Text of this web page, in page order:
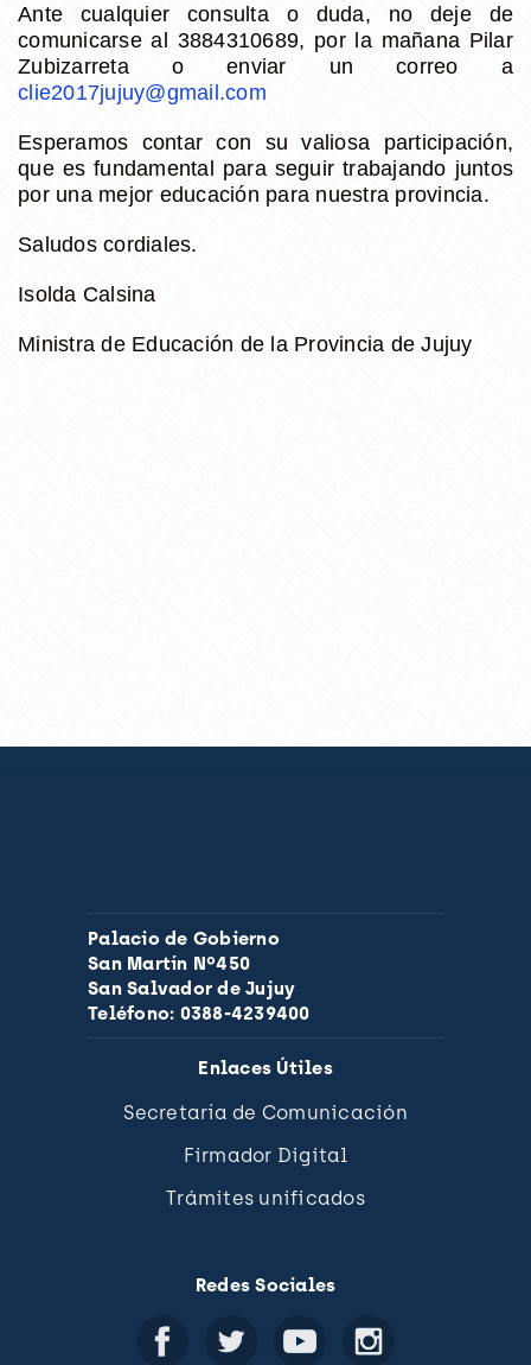
Ante cualquier consulta o duda, no deje de
comunicarse al 3884310689, por la mañana Pilar
Zubizarreta o enviar un correo a
clie2017jujuy@gmail.com
Esperamos contar con su valiosa participación,
que es fundamental para seguir trabajando juntos
por una mejor educación para nuestra provincia.
Saludos cordiales.
Isolda Calsina
Ministra de Educación de la Provincia de Jujuy
Palacio de Gobierno
San Martín Nº450
San Salvador de Jujuy
Teléfono: 0388-4239400
Enlaces Útiles
Secretaría de Comunicación
Firmador Digital
Trámites unificados
Redes Sociales